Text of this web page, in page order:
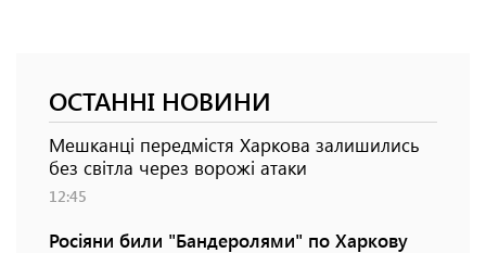
ОСТАННІ НОВИНИ
Мешканці передмістя Харкова залишились
без світла через ворожі атаки
12:45
Росіяни били "Бандеролями" по Харкову